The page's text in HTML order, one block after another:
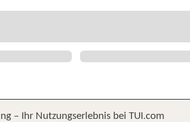
– Ihr Nutzungserlebnis bei TUI.com